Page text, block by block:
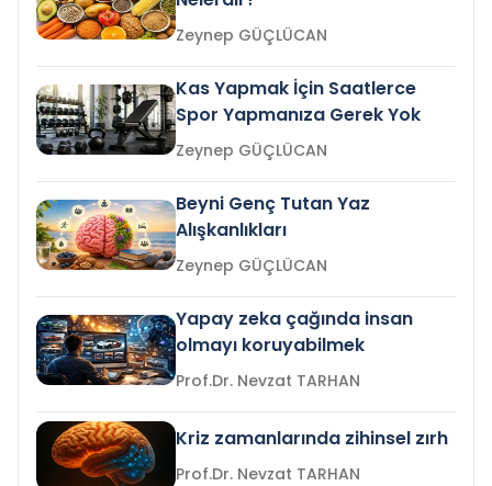
Zeynep GÜÇLÜCAN
Kas Yapmak İçin Saatlerce
Spor Yapmanıza Gerek Yok
Zeynep GÜÇLÜCAN
Beyni Genç Tutan Yaz
Alışkanlıkları
Zeynep GÜÇLÜCAN
Yapay zeka çağında insan
olmayı koruyabilmek
Prof.Dr. Nevzat TARHAN
Kriz zamanlarında zihinsel zırh
Prof.Dr. Nevzat TARHAN